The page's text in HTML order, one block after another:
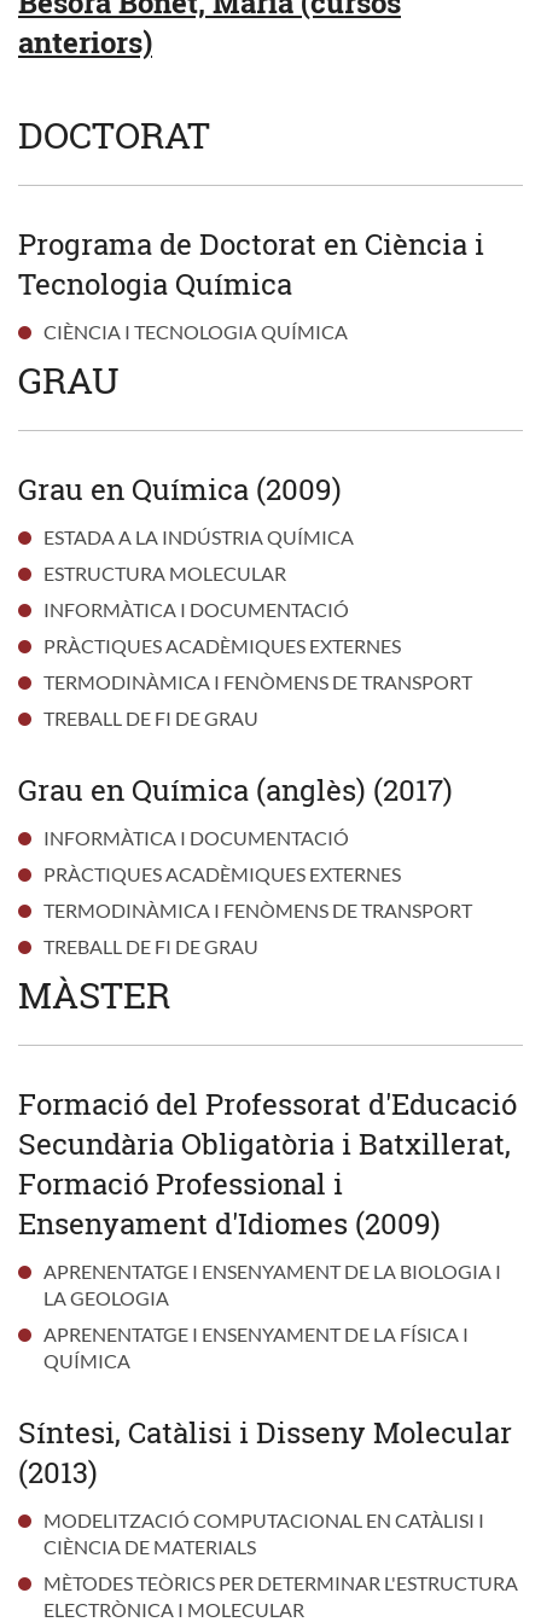
anteriors)
DOCTORAT
Programa de Doctorat en Ciència i
Tecnologia Química
CIÈNCIA I TECNOLOGIA QUÍMICA
GRAU
Grau en Química (2009)
ESTADA A LA INDÚSTRIA QUÍMICA
ESTRUCTURA MOLECULAR
INFORMÀTICA I DOCUMENTACIÓ
PRÀCTIQUES ACADÈMIQUES EXTERNES
TERMODINÀMICA I FENÒMENS DE TRANSPORT
TREBALL DE FI DE GRAU
Grau en Química (anglès) (2017)
INFORMÀTICA I DOCUMENTACIÓ
PRÀCTIQUES ACADÈMIQUES EXTERNES
TERMODINÀMICA I FENÒMENS DE TRANSPORT
TREBALL DE FI DE GRAU
MÀSTER
Formació del Professorat d'Educació
Secundària Obligatòria i Batxillerat,
Formació Professional i
Ensenyament d'Idiomes (2009)
APRENENTATGE I ENSENYAMENT DE LA BIOLOGIA I
LA GEOLOGIA
APRENENTATGE I ENSENYAMENT DE LA FÍSICA I
QUÍMICA
Síntesi, Catàlisi i Disseny Molecular
(2013)
MODELITZACIÓ COMPUTACIONAL EN CATÀLISI I
CIÈNCIA DE MATERIALS
MÈTODES TEÒRICS PER DETERMINAR L'ESTRUCTURA
ELECTRÒNICA I MOLECULAR